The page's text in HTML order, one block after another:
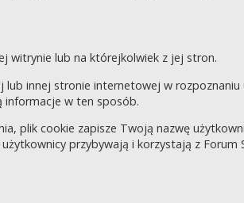
witrynie lub na którejkolwiek z jej stron.
innej stronie internetowej w rozpoznaniu
informacje w ten sposób.
plik cookie zapisze Twoją nazwę
przybywają i korzystają z Forum